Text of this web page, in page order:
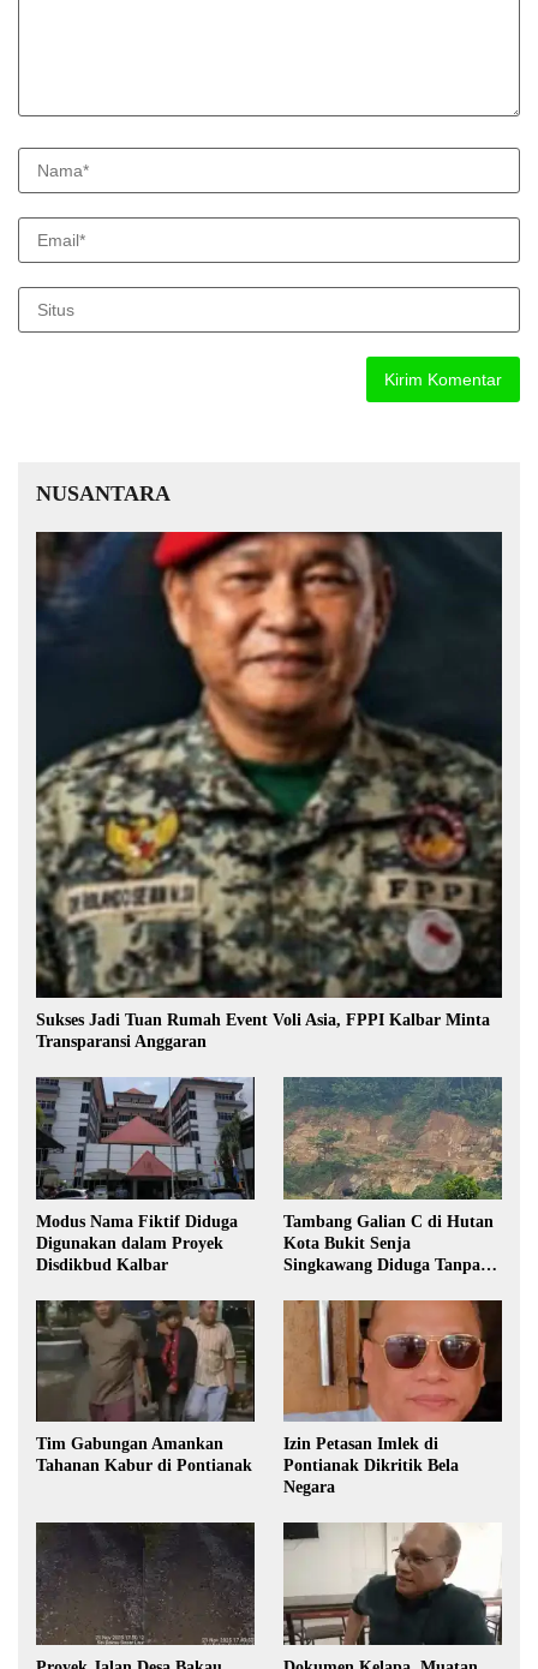
NUSANTARA
Sukses Jadi Tuan Rumah Event Voli Asia, FPPI Kalbar Minta
Transparansi Anggaran
Modus Nama Fiktif Diduga
Digunakan dalam Proyek
Disdikbud Kalbar
Tambang Galian C di Hutan
Kota Bukit Senja
Singkawang Diduga Tanpa
Tim Gabungan Amankan
Tahanan Kabur di Pontianak
Izin Petasan Imlek di
Pontianak Dikritik Bela
Negara